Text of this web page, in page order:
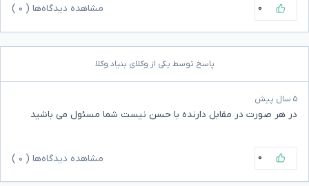
۰ مشاهده دیدگاه‌ها ( ۰
پاسخ توسط یکی از وکلای بنیاد وکلا
۵ سال پیش
در هر صورت در مقابل دارنده با حسن نیست شما مسئول می باشید
۰ مشاهده دیدگاه‌ها ( ۰